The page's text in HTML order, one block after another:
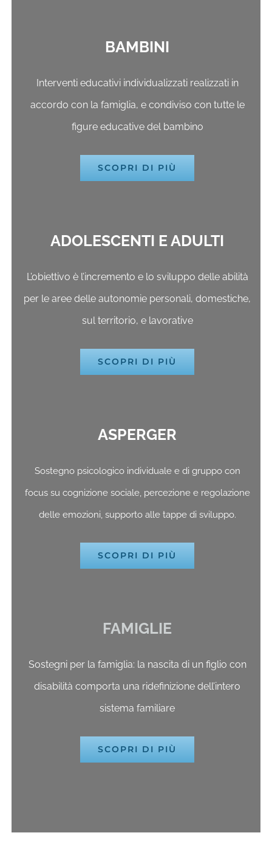
BAMBINI
Interventi educativi individualizzati realizzati in
accordo con la famiglia, e condiviso con tutte le
figure educative del bambino
SCOPRI DI PIÙ
ADOLESCENTI E ADULTI
L’obiettivo è l’incremento e lo sviluppo delle abilità
per le aree delle autonomie personali, domestiche,
sul territorio, e lavorative
SCOPRI DI PIÙ
ASPERGER
Sostegno psicologico individuale e di gruppo con
focus su cognizione sociale, percezione e regolazione
delle emozioni, supporto alle tappe di sviluppo.
SCOPRI DI PIÙ
FAMIGLIE
Sostegni per la famiglia: la nascita di un figlio con
disabilità comporta una ridefinizione dell’intero
sistema familiare
SCOPRI DI PIÙ